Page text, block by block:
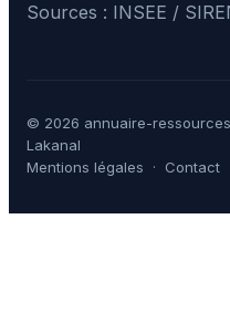
Sources : INSEE /
© 2026 annuaire-
Lakanal
Mentions légales · Contact